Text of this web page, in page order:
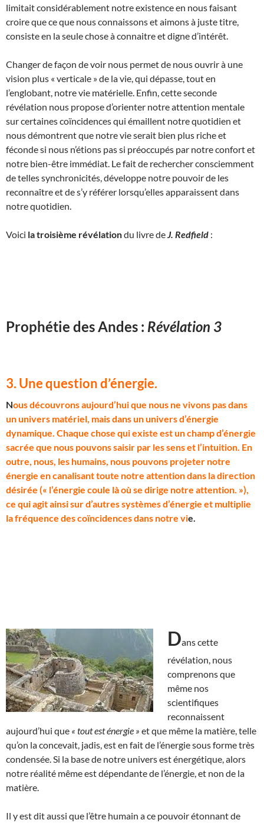
limitait considérablement notre existence en nous faisant
croire que ce que nous connaissons et aimons à juste titre,
consiste en la seule chose à connaitre et digne d’intérêt.
Changer de façon de voir nous permet de nous ouvrir à une
vision plus « verticale » de la vie, qui dépasse, tout en
l’englobant, notre vie matérielle. Enfin, cette seconde
révélation nous propose d’orienter notre attention mentale
sur certaines coïncidences qui émaillent notre quotidien et
nous démontrent que notre vie serait bien plus riche et
féconde si nous n’étions pas si préoccupés par notre confort et
notre bien-être immédiat. Le fait de rechercher consciemment
de telles synchronicités, développe notre pouvoir de les
reconnaître et de s’y référer lorsqu’elles apparaissent dans
notre quotidien.
Voici la troisième révélationdu livre de J. Redfield :
Prophétie des Andes : Révélation 3
3. Une question d’énergie.
Nous découvrons aujourd’hui que nous ne vivons pas dans
un univers matériel, mais dans un univers d’énergie
dynamique. Chaque chose qui existe est un champ d’énergie
sacrée que nous pouvons saisir par les sens et l’intuition. En
outre, nous, les humains, nous pouvons projeter notre
énergie en canalisant toute notre attention dans la direction
désirée (« l’énergie coule là où se dirige notre attention. »),
ce qui agit ainsi sur d’autres systèmes d’énergie et multiplie
la fréquence des coïncidences dans notre vie.
Dans cette
révélation, nous
comprenons que
même nos
scientifiques
reconnaissent
aujourd’hui que « tout est énergie » et que même la matière, telle
qu’on la concevait, jadis, est en fait de l’énergie sous forme très
condensée. Si la base de notre univers est énergétique, alors
notre réalité même est dépendante de l’énergie, et non de la
matière.
Il y est dit aussi que l’être humain a ce pouvoir étonnant de